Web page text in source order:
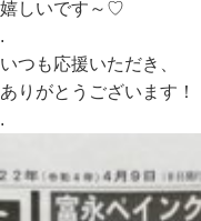
嬉しいです～♡
.
いつも応援いただき、
ありがとうございます！
.